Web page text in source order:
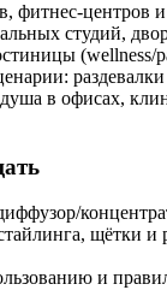
фитнес‑центров
студий,
(wellness/
в офисах,
щётки и
и